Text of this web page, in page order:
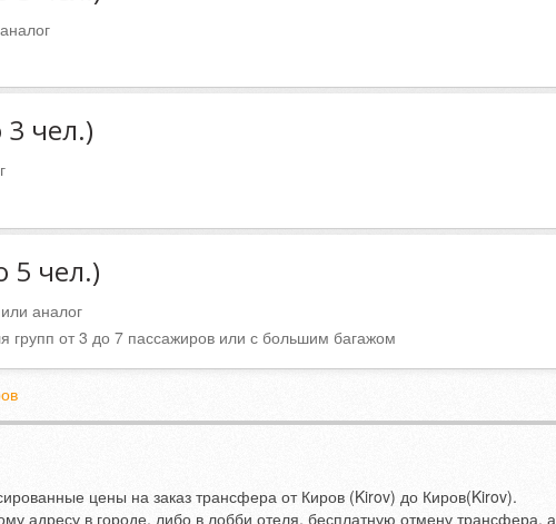
цены на заказ трансфера от Киров (Kirov) до Киров(Kirov).
адресу в городе, либо в лобби отеля, бесплатную отмену трансфера, а
чел.)
5 чел.)
аналог
групп от 3 до 7 пассажиров или с большим багажом